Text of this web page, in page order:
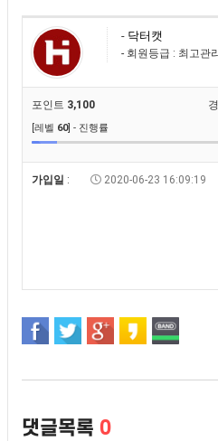
- 닥터캣
- 회원등급 : 최고관
포인트 3,100
[레벨 60] - 진행률
가입일 : 2020-06-23 16:09:19
댓글목록 0